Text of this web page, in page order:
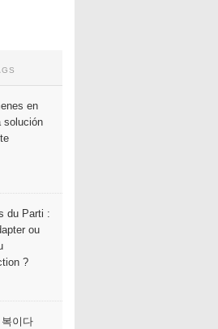
en
solución
du Parti :
ou
?
이다